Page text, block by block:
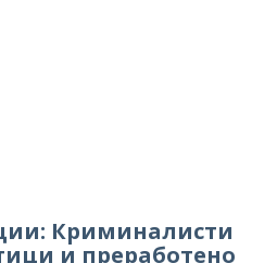
Криминалисти
и преработено